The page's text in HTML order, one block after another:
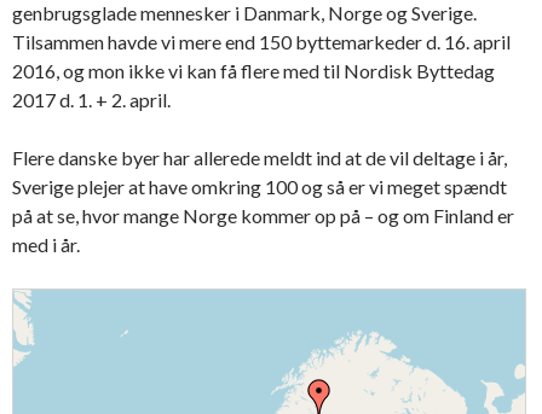
genbrugsglade mennesker i Danmark, Norge og Sverige.
Tilsammen havde vi mere end 150 byttemarkeder d. 16. april
2016, og mon ikke vi kan få flere med til Nordisk Byttedag
2017 d. 1. + 2. april.
Flere danske byer har allerede meldt ind at de vil deltage i år,
Sverige plejer at have omkring 100 og så er vi meget spændt
på at se, hvor mange Norge kommer op på – og om Finland er
med i år.